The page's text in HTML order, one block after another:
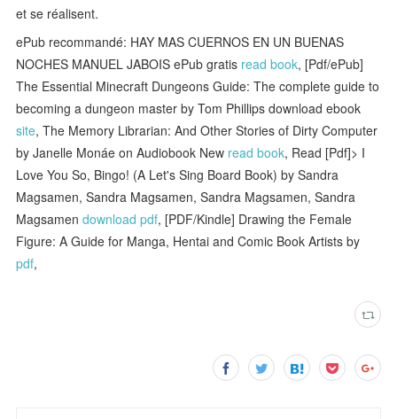
et se réalisent.
ePub recommandé: HAY MAS CUERNOS EN UN BUENAS
NOCHES MANUEL JABOIS ePub gratis read book, [Pdf/ePub]
The Essential Minecraft Dungeons Guide: The complete guide to
becoming a dungeon master by Tom Phillips download ebook
site, The Memory Librarian: And Other Stories of Dirty Computer
by Janelle Monáe on Audiobook New read book, Read [Pdf]> I
Love You So, Bingo! (A Let's Sing Board Book) by Sandra
Magsamen, Sandra Magsamen, Sandra Magsamen, Sandra
Magsamendownload pdf, [PDF/Kindle] Drawing the Female
Figure: A Guide for Manga, Hentai and Comic Book Artists by
pdf,